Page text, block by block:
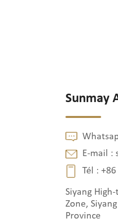
Sunmay
E-mail :
Tél : +86
Siyang
Zone,
Province